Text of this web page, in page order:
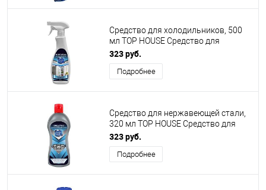
Средство для холодильников, 500
мл TOP HOUSE Средство для
холодильников, 500 мл (181893)
323 руб.
Подробнее
Средство для нержавеющей стали,
320 мл TOP HOUSE Средство для
нержавеющей стали, 320 мл
(181022)
323 руб.
Подробнее